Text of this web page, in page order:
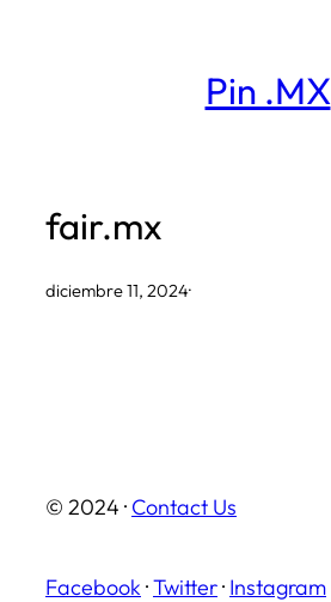
Pin .MX
fair.mx
diciembre 11, 2024·
© 2024 · Contact Us
Facebook ·Twitter· Instagram